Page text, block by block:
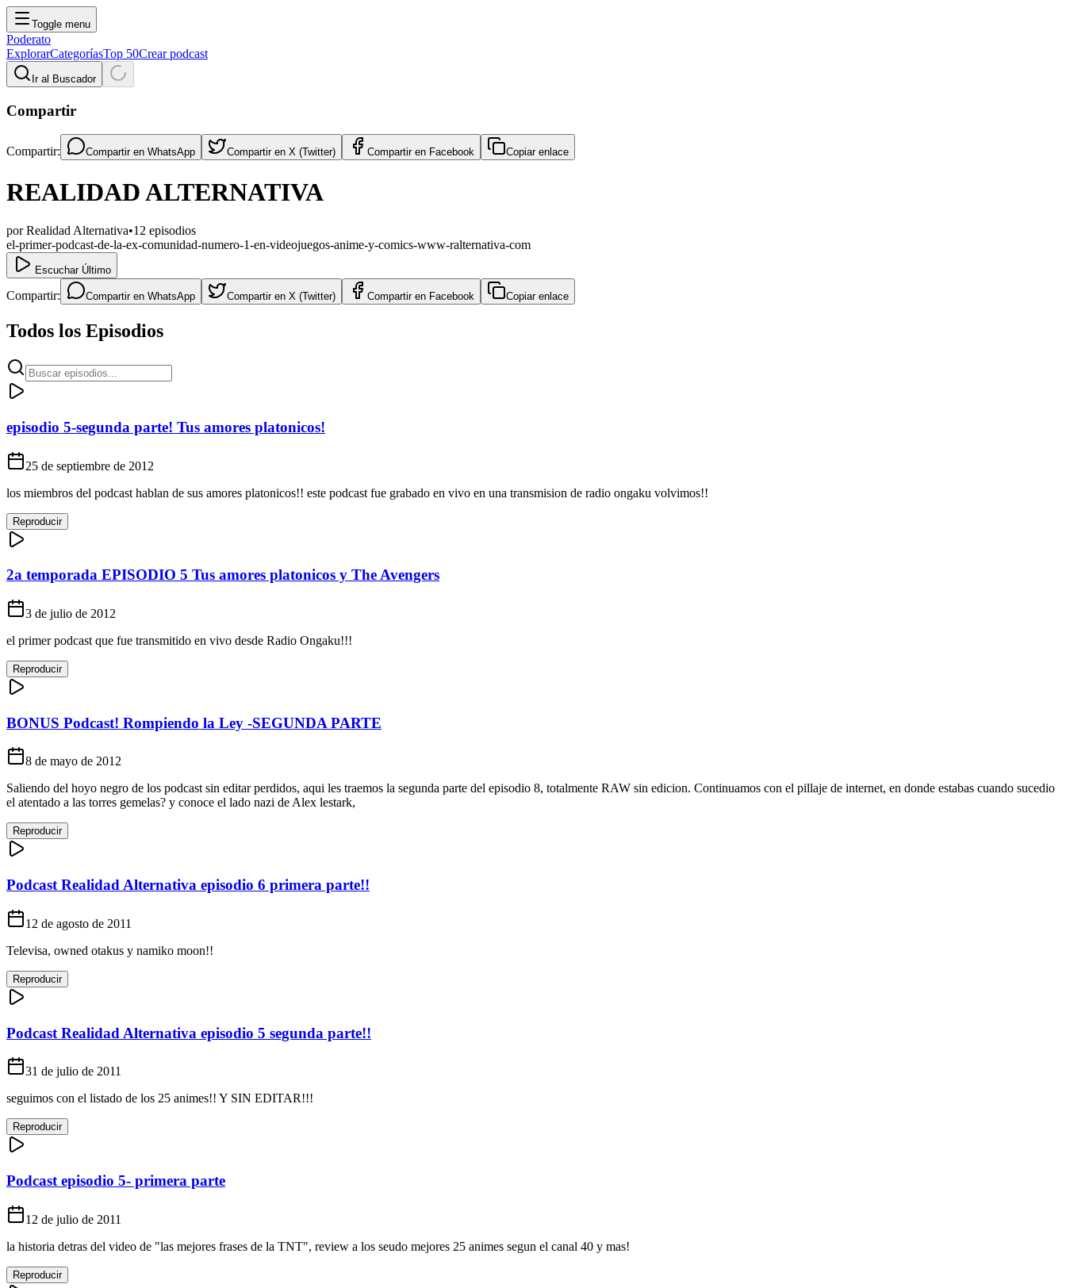
Toggle menu
Poderato
ExplorarCategoríasTop 50Crear podcast
Ir al Buscador
Compartir
Compartir: Compartir en WhatsApp Compartir en X (Twitter) Compartir en Facebook Copiar enlace
REALIDAD ALTERNATIVA
porRealidad Alternativa•12 episodios
el-primer-podcast-de-la-ex-comunidad-numero-1-en-videojuegos-anime-y-comics-www-ralternativa-com
Escuchar Último
Compartir: Compartir en WhatsApp Compartir en X (Twitter) Compartir en Facebook Copiar enlace
Todos los Episodios
episodio 5-segunda parte! Tus amores platonicos!
25 de septiembre de 2012
los miembros del podcast hablan de sus amores platonicos!! este podcast fue grabado en vivo en una transmision de radio ongaku volvimos!!
Reproducir
2a temporada EPISODIO 5 Tus amores platonicos y The Avengers
3 de julio de 2012
el primer podcast que fue transmitido en vivo desde Radio Ongaku!!!
Reproducir
BONUS Podcast! Rompiendo la Ley -SEGUNDA PARTE
8 de mayo de 2012
Saliendo del hoyo negro de los podcast sin editar perdidos, aqui les traemos la segunda parte del episodio 8, totalmente RAW sin edicion. Continuamos con el pillaje de internet, en donde estabas cuando sucedio
el atentado a las torres gemelas? y conoce el lado nazi de Alex lestark,
Reproducir
Podcast Realidad Alternativa episodio 6 primera parte!!
12 de agosto de 2011
Televisa, owned otakus y namiko moon!!
Reproducir
Podcast Realidad Alternativa episodio 5 segunda parte!!
31 de julio de 2011
seguimos con el listado de los 25 animes!! Y SIN EDITAR!!!
Reproducir
Podcast episodio 5- primera parte
12 de julio de 2011
la historia detras del video de "las mejores frases de la TNT", review a los seudo mejores 25 animes segun el canal 40 y mas!
Reproducir